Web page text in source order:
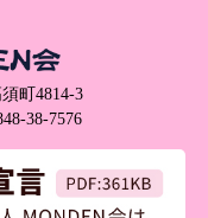
町4814-3
38-7576